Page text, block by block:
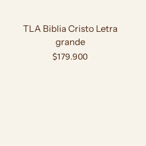
TLA Biblia Cristo Letra
grande
Precio
$179.900